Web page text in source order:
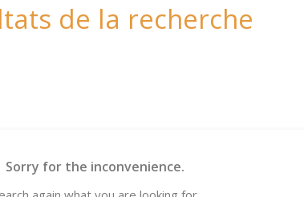
de la recherche
Sorry for the inconvenience.